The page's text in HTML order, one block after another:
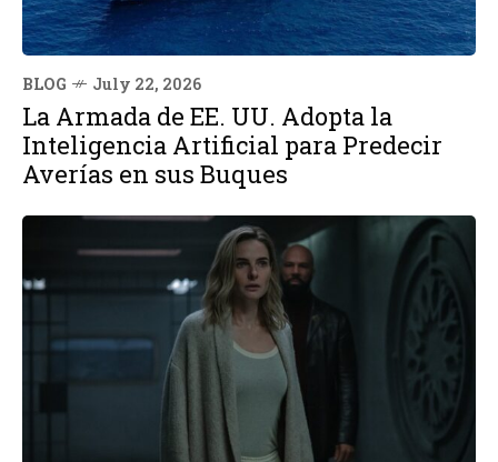
BLOG July 22, 2026
La Armada de EE. UU. Adopta la
Inteligencia Artificial para Predecir
Averías en sus Buques